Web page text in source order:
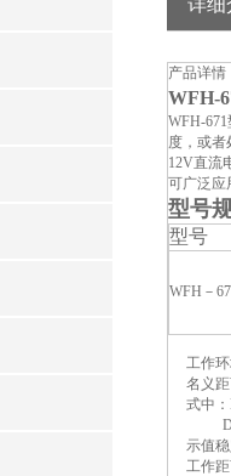
详细
产品详情
WFH-
WFH-
度，或者
12V直流
可广泛应
型号
型号
WFH－
工作环
名义距
式中：
D-被
示值稳
工作距